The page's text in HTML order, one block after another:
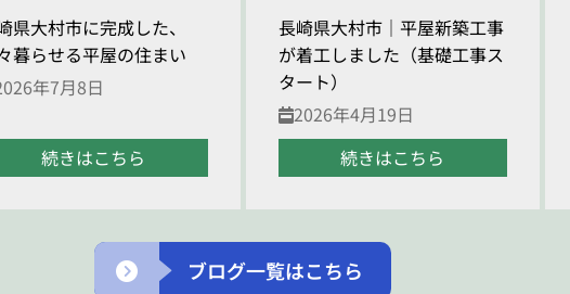
県大村市に完成した、
暮らせる平屋の住まい
年7月8日
続きはこちら
長崎県大村市｜平屋新築工事
が着工しました（基礎工事ス
タート）
2026年4月19日
続きはこちら
ブログ一覧はこちら